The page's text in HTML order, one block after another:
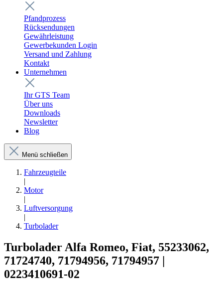
Pfandprozess
Rücksendungen
Gewährleistung
Gewerbekunden Login
Versand und Zahlung
Kontakt
Unternehmen
Ihr GTS Team
Über uns
Downloads
Newsletter
Blog
Menü schließen
Fahrzeugteile
|
Motor
|
Luftversorgung
|
Turbolader
Turbolader Alfa Romeo, Fiat, 55233062,
71724740, 71794956, 71794957 |
0223410691-02